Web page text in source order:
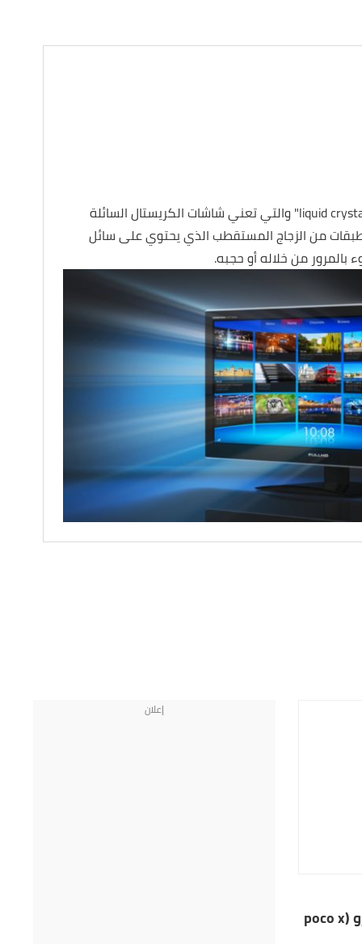
LCD هي اختصار ل "liquid crystal display" والتي تعني شاشات الكريستال السائلة
من الزجاج المستقطب الذي يحتوي على سائل
من خلاله أو حجبه.
مواصفات هاتف بوكو X3 برو (poco x